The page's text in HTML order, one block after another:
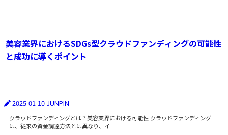
美容業界におけるSDGs型クラウドファンディングの可能性
と成功に導くポイント
2025-01-10 JUNPIN
クラウドファンディングとは？美容業界における可能性 クラウドファンディング
は、従来の資金調達方法とは異なり、イ…